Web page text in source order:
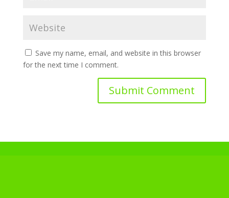
Save my name, email, and website in this browser
for the next time I comment.